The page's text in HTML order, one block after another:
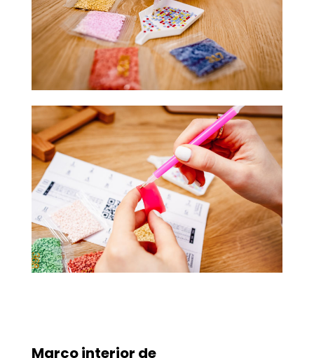
Marco interior de